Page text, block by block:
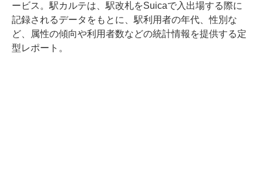
ービス。駅カルテは、駅改札をSuicaで入出場する際に
記録されるデータをもとに、駅利用者の年代、性別な
ど、属性の傾向や利用者数などの統計情報を提供する定
型レポート。